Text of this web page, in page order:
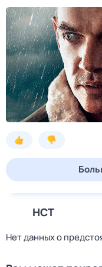
НСТ
Нет данных о